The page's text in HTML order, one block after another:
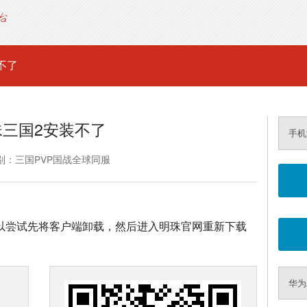
了
国2安装不了
：三国PVP国战全球同服
试先将客户端卸载，然后进入明珠官网重新下载
手
华